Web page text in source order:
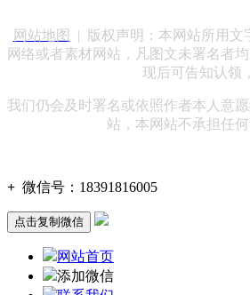
网站地图
| 版权声明：本网站所用文
网络或者素材网站，凡图文未署名者
现后可告知认领，
我们仍会及时署名或依照作者本人意
站，本网站不承担任何
+ 微信号： 18391816005
点击复制微信
网站首页
添加微信